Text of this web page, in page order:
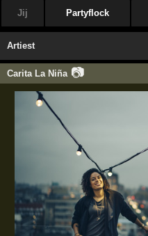
Jij Partyflock
Artiest
Carita La Niña 📷